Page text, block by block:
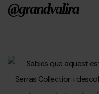
@grandvalira